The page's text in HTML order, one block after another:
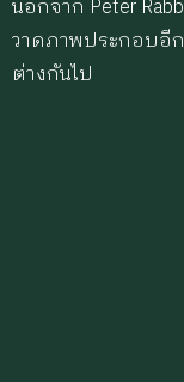
นอกจาก Peter
วาดภาพประกอบอีก
ต่างกันไป